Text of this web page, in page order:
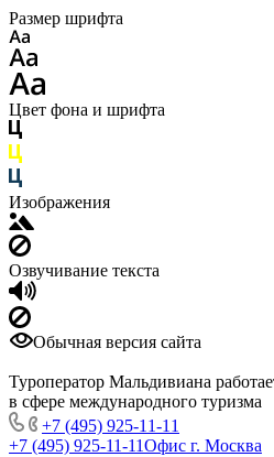
Размер шрифта
Цвет фона и шрифта
Изображения
Озвучивание текста
Обычная версия сайта
Туроператор Мальдивиана
в сфере международного туризма
+7 (495) 925-11-11
+7 (495) 925-11-11Офис г. Москва